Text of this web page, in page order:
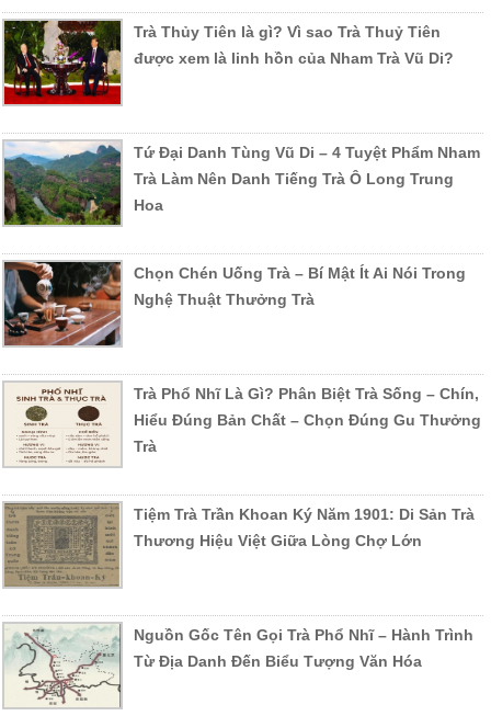
Trà Thủy Tiên là gì? Vì sao Trà Thuỷ Tiên
được xem là linh hồn của Nham Trà Vũ Di?
Tứ Đại Danh Tùng Vũ Di – 4 Tuyệt Phẩm Nham
Trà Làm Nên Danh Tiếng Trà Ô Long Trung
Hoa
Chọn Chén Uống Trà – Bí Mật Ít Ai Nói Trong
Nghệ Thuật Thưởng Trà
Trà Phổ Nhĩ Là Gì? Phân Biệt Trà Sống – Chín,
Hiểu Đúng Bản Chất – Chọn Đúng Gu Thưởng
Trà
Tiệm Trà Trần Khoan Ký Năm 1901: Di Sản Trà
Thương Hiệu Việt Giữa Lòng Chợ Lớn
Nguồn Gốc Tên Gọi Trà Phổ Nhĩ – Hành Trình
Từ Địa Danh Đến Biểu Tượng Văn Hóa